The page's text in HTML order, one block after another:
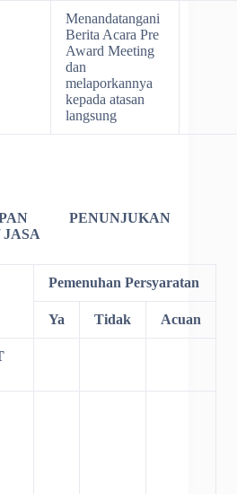
Menandatangani
Berita Acara Pre
Award Meeting
dan
melaporkannya
kepada atasan
langsung
PENUNJUKAN
Pemenuhan Persyaratan
Ya Tidak Acuan